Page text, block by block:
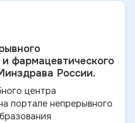
и фармацевтического
России.
центра
портале непрерывного